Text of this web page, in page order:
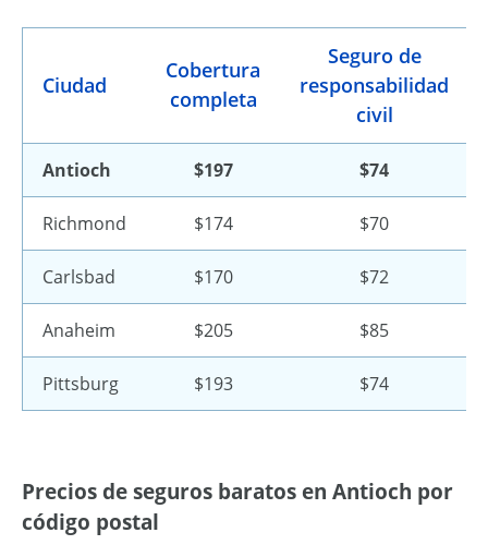
Ciudad
Cobertura
completa
Seguro de
responsabilidad
civil
Antioch $197 $74
Richmond $174 $70
Carlsbad $170 $72
Anaheim $205 $85
Pittsburg $193 $74
Precios de seguros baratos en Antioch por
código postal